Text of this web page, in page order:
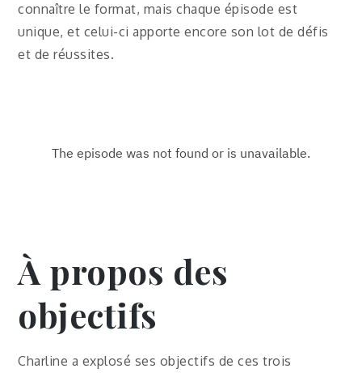
connaître le format, mais chaque épisode est
unique, et celui-ci apporte encore son lot de défis
et de réussites.
À propos des
objectifs
Charline a explosé ses objectifs de ces trois